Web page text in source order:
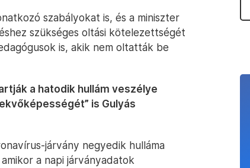
szabályokat is, és a miniszter
szükséges oltási kötelezettségét
is, akik nem oltatták be
a hatodik hullám veszélye
is Gulyás
járvány negyedik hulláma
amikor a napi járványadatok